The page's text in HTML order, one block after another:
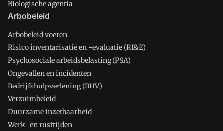
Biologische agentia
Arbobeleid
Arbobeleid voeren
Risico inventarisatie en -evaluatie (RI&E)
Psychosociale arbeidsbelasting (PSA)
Ongevallen en incidenten
Bedrijfshulpverlening (BHV)
Verzuimbeleid
Duurzame inzetbaarheid
Werk- en rusttijden